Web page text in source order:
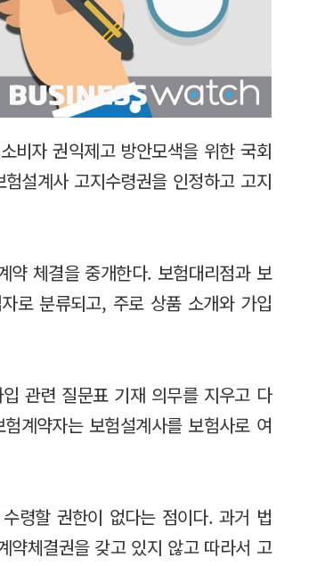
비자 권익제고 방안모색을 위한 국회
설계사 고지수령권을 인정하고 고지
약 체결을 중개한다. 보험대리점과 보
로 분류되고, 주로 상품 소개와 가입
관련 질문표 기재 의무를 지우고 다
계약자는 보험설계사를 보험사로 여
령할 권한이 없다는 점이다. 과거 법
약체결권을 갖고 있지 않고 따라서 고